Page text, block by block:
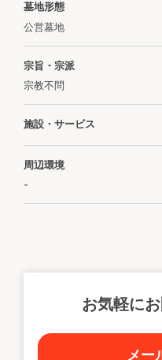
墓地形態
公営墓地
宗旨・宗派
宗教不問
施設・サービス
周辺環境
-
お気軽に
メー